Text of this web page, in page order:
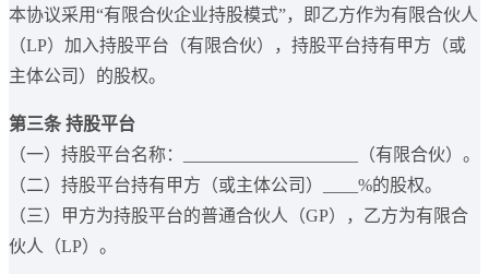
本协议采用“有限合伙企业持股模式”，即乙方作为有限合伙人
（LP）加入持股平台（有限合伙），持股平台持有甲方（或
主体公司）的股权。
第三条 持股平台
（一）持股平台名称：____________________（有限合伙）。
（二）持股平台持有甲方（或主体公司）____%的股权。
（三）甲方为持股平台的普通合伙人（GP），乙方为有限合
伙人（LP）。